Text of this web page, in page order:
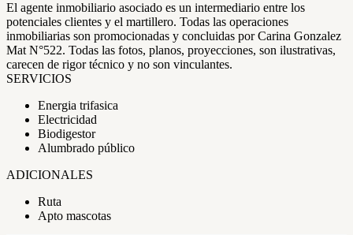
El agente inmobiliario asociado es un intermediario entre los
potenciales clientes y el martillero. Todas las operaciones
inmobiliarias son promocionadas y concluidas por Carina Gonzalez
Mat N°522. Todas las fotos, planos, proyecciones, son ilustrativas,
carecen de rigor técnico y no son vinculantes.
SERVICIOS
Energia trifasica
Electricidad
Biodigestor
Alumbrado público
ADICIONALES
Ruta
Apto mascotas